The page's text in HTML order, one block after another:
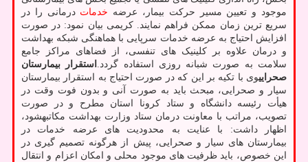
موجود و تعیین مسیر حرکت بیمار، عرضه خدمات درمانی را در
سریع ترین زمان ممکن فراهم نمایند. کریمی بیان نمود: در صورت
افزایش احتیاج به عرضه خدمات سرپایی با هماهنگی شبکه بهداشت
و درمان علاوه بر کلینیک های تنفسی، از فضاهای مراکز جامع
سلامت به صورت شبانه روزی استفاده گردد.
استقرار بیمارستان
صحراییوی با تکیه بر این که در صورت احتیاج به استقرار بیمارستان
سیار و صحرایی، مبحث باید به صورت آنی و بدون فوت وقت در
هیأت رئیسه دانشگاه و ستاد کرونا استان مطرح و در صورت
تصویب، مراتب با معاونت درمان ستاد وزارت بهداشت مکاتبهشود،
اظهار داشت: با عنایت به محدودیت های عرضه خدمات در
بیمارستان های سیار و صحرایی، پیش از هرگونه تصمیم گیری در
این خصوص، باید ظرفیت های موجود محلی و امکان اعزام و انتقال